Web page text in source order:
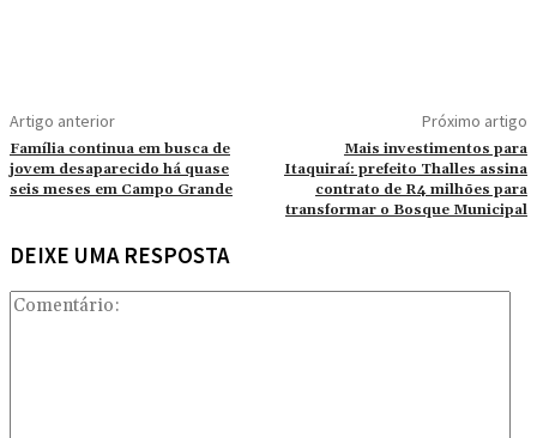
Artigo anterior
Família continua em busca de
jovem desaparecido há quase
seis meses em Campo Grande
Próximo artigo
Mais investimentos para
Itaquiraí: prefeito Thalles assina
contrato de R4 milhões para
transformar o Bosque Municipal
DEIXE UMA RESPOSTA